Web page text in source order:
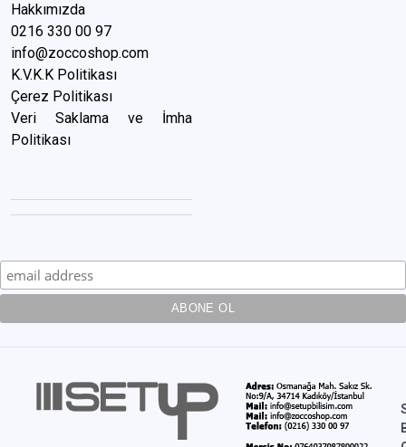
Hakkımızda
0216 330 00 97
info@zoccoshop.com
K.V.K.K Politikası
Çerez Politikası
Veri Saklama ve İmha
Politikası